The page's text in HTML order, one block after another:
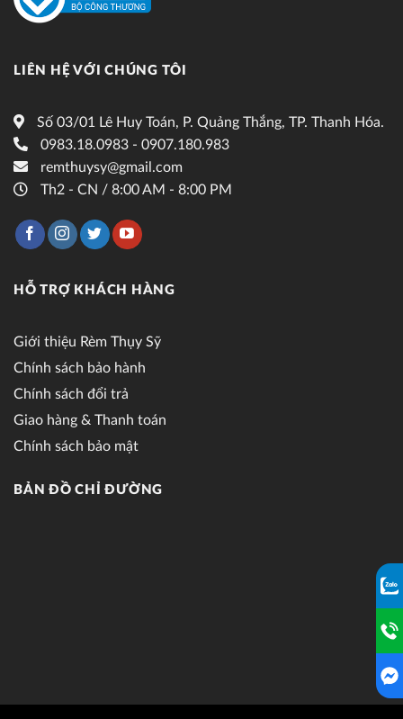
LIÊN HỆ VỚI CHÚNG TÔI
Số 03/01 Lê Huy Toán, P. Quảng Thắng, TP. Thanh Hóa.
0983.18.0983 - 0907.180.983
remthuysy@gmail.com
Th2 - CN / 8:00 AM - 8:00 PM
HỖ TRỢ KHÁCH HÀNG
Giới thiệu Rèm Thụy Sỹ
Chính sách bảo hành
Chính sách đổi trả
Giao hàng & Thanh toán
Chính sách bảo mật
BẢN ĐỒ CHỈ ĐƯỜNG